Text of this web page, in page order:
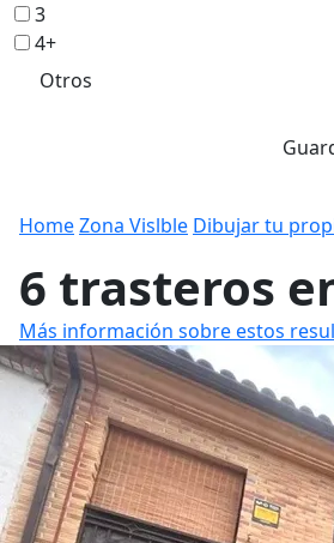
3
4+
Otros
HomeZona Vislble Dibujar tu
6 trasteros
Más información sobre estos